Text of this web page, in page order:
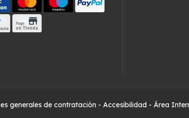
generales de contratación - Accesibilidad - Área